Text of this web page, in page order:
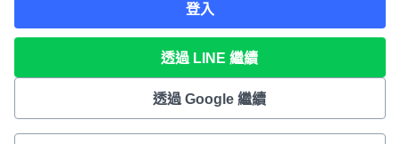
登入
透過 LINE 繼續
透過 Google 繼續